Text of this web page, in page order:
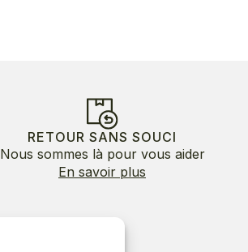
RETOUR SANS SOUCI
Nous sommes là pour vous aider
En savoir plus